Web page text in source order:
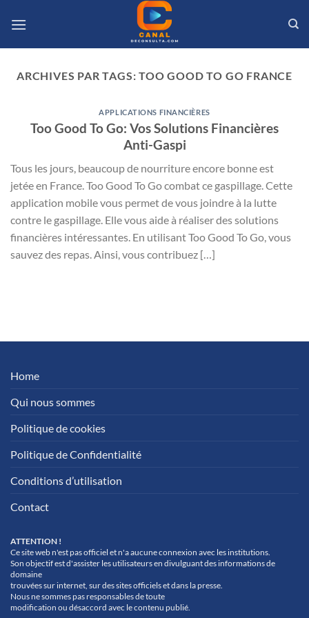
ARCHIVES PAR TAGS:TOO GOOD TO GO FRANCE
APPLICATIONS FINANCIÈRES
Too Good To Go: Vos Solutions Financières
Anti-Gaspi
Tous les jours, beaucoup de nourriture encore bonne est
jetée en France. Too Good To Go combat ce gaspillage. Cette
application mobile vous permet de vous joindre à la lutte
contre le gaspillage. Elle vous aide à réaliser des solutions
financières intéressantes. En utilisant Too Good To Go, vous
sauvez des repas. Ainsi, vous contribuez […]
Home
Qui nous sommes
Politique de cookies
Politique de Confidentialité
Conditions d’utilisation
Contact
ATTENTION !
Ce site web n'est pas officiel et n'a aucune connexion avec les institutions.
Son objectif est d'assister les utilisateurs en divulguant des informations de
domaine
trouvées sur internet, sur des sites officiels et dans la presse.
Nous ne sommes pas responsables de toute
modification ou désaccord avec le contenu publié.